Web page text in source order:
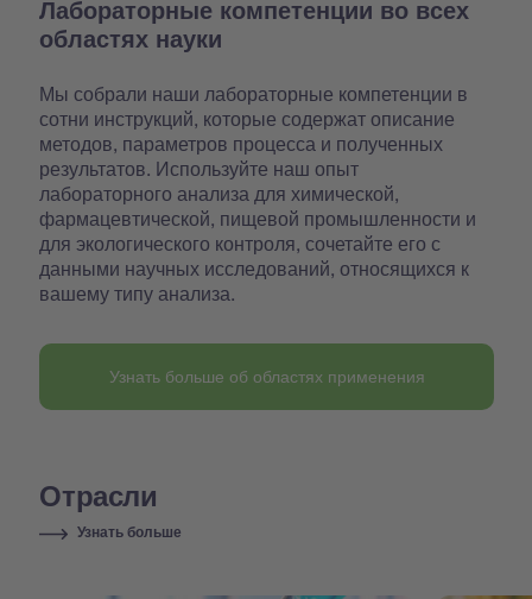
Лабораторные компетенции во всех
областях науки
Мы собрали наши лабораторные компетенции в
сотни инструкций, которые содержат описание
методов, параметров процесса и полученных
результатов. Используйте наш опыт
лабораторного анализа для химической,
фармацевтической, пищевой промышленности и
для экологического контроля, сочетайте его с
данными научных исследований, относящихся к
вашему типу анализа.
Узнать больше об областях применения
Отрасли
Узнать больше